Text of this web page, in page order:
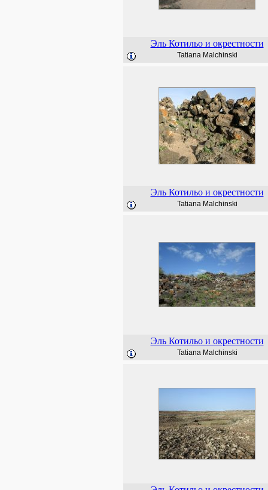
Эль Котильо и окрестности
Tatiana Malchinski
Эль Котильо и окрестности
Tatiana Malchinski
Эль Котильо и окрестности
Tatiana Malchinski